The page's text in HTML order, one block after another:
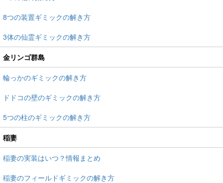
8つの装置ギミックの解き方
3体の仙霊ギミックの解き方
金リンゴ群島
輪っかのギミックの解き方
ドドコの壁のギミックの解き方
5つの柱のギミックの解き方
稲妻
稲妻の実装はいつ？情報まとめ
稲妻のフィールドギミックの解き方